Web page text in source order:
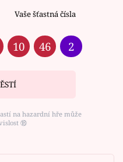
Vaše šťastná čísla
10 46 2
na hazardní hře může
⑱